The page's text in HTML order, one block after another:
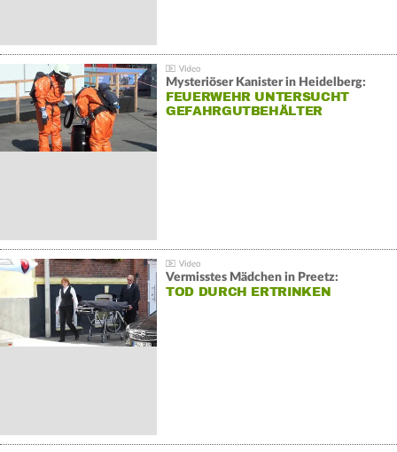
Mysteriöser Kanister in Heidelberg:
FEUERWEHR UNTERSUCHT
GEFAHRGUTBEHÄLTER
Vermisstes Mädchen in Preetz:
TOD DURCH ERTRINKEN